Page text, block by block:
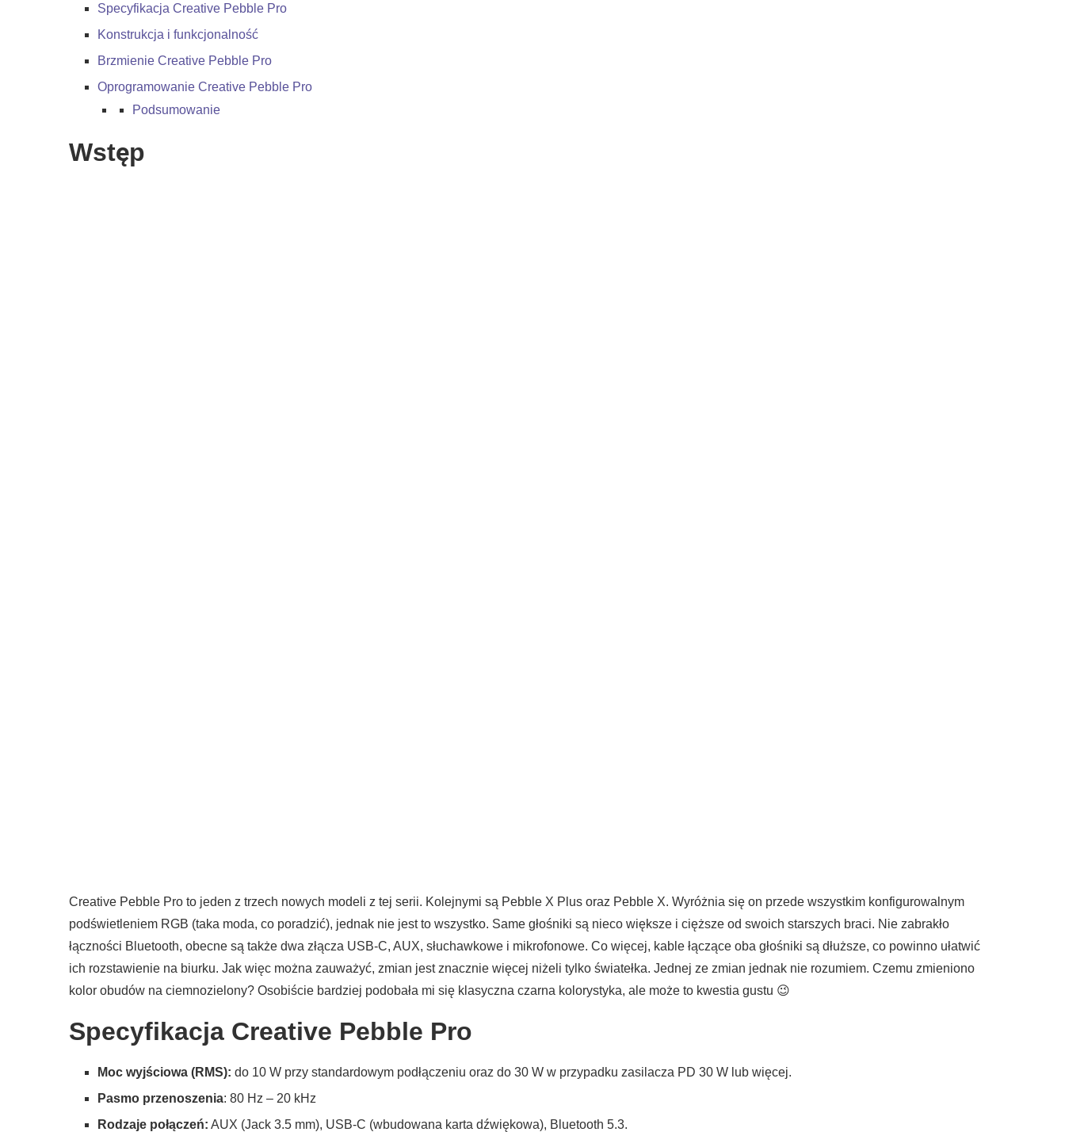
Specyfikacja Creative Pebble Pro
Konstrukcja i funkcjonalność
Brzmienie Creative Pebble Pro
Oprogramowanie Creative Pebble Pro
Podsumowanie
Wstęp
Creative Pebble Pro to jeden z trzech nowych modeli z tej serii. Kolejnymi są Pebble X Plus oraz Pebble X. Wyróżnia się on przede wszystkim konfigurowalnym
podświetleniem RGB (taka moda, co poradzić), jednak nie jest to wszystko. Same głośniki są nieco większe i cięższe od swoich starszych braci. Nie zabrakło
łączności Bluetooth, obecne są także dwa złącza USB-C, AUX, słuchawkowe i mikrofonowe. Co więcej, kable łączące oba głośniki są dłuższe, co powinno ułatwić
ich rozstawienie na biurku. Jak więc można zauważyć, zmian jest znacznie więcej niżeli tylko światełka. Jednej ze zmian jednak nie rozumiem. Czemu zmieniono
kolor obudów na ciemnozielony? Osobiście bardziej podobała mi się klasyczna czarna kolorystyka, ale może to kwestia gustu 😉
Specyfikacja Creative Pebble Pro
Moc wyjściowa (RMS): do 10 W przy standardowym podłączeniu oraz do 30 W w przypadku zasilacza PD 30 W lub więcej.
Pasmo przenoszenia: 80 Hz – 20 kHz
Rodzaje połączeń: AUX (Jack 3.5 mm), USB-C (wbudowana karta dźwiękowa), Bluetooth 5.3.